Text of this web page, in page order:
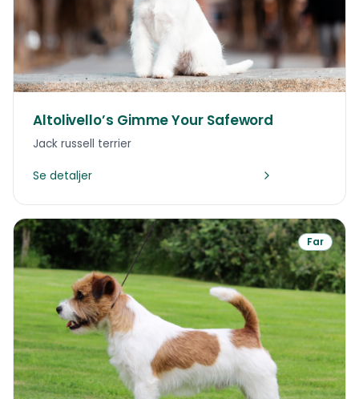
Altolivello’s Gimme Your Safeword
Jack russell terrier
Se detaljer
Far